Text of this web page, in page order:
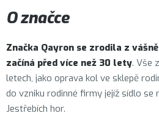
O značce
Značka Qayron se zrodila z
začíná před více než 30 lety. Vše
letech, jako oprava kol ve sklepě
do vzniku rodinné firmy jejíž sídlo se
Jestřebích hor.